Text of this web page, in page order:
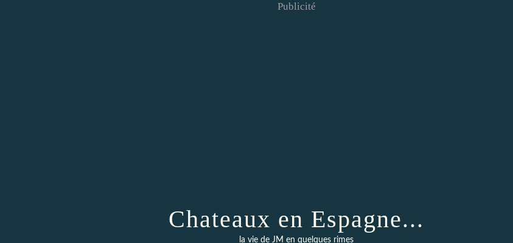
Publicité
Chateaux en Espagne...
la vie de JM en quelques rimes